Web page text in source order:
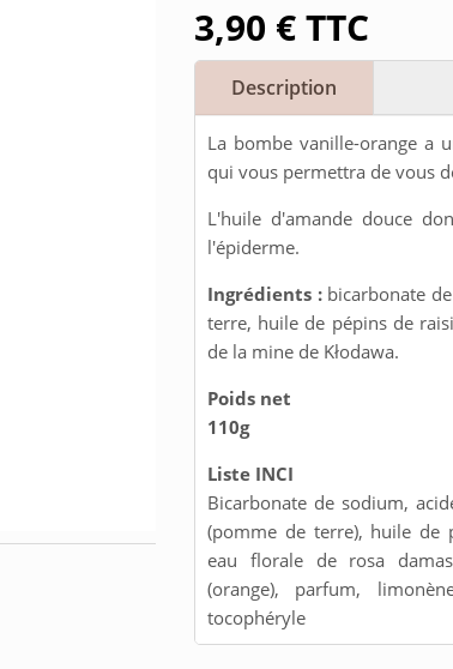
3,90 €TTC
Description
La bombe vanille-orange a
qui vous permettra de vous
L'huile d'amande douce
l'épiderme.
Ingrédients :bicarbonate
terre, huile de pépins de
de la mine de Kłodawa.
Poids net
110g
Liste INCI
Bicarbonate de sodium,
(pomme de terre), huile de
eau florale de rosa
(orange), parfum,
tocophéryle